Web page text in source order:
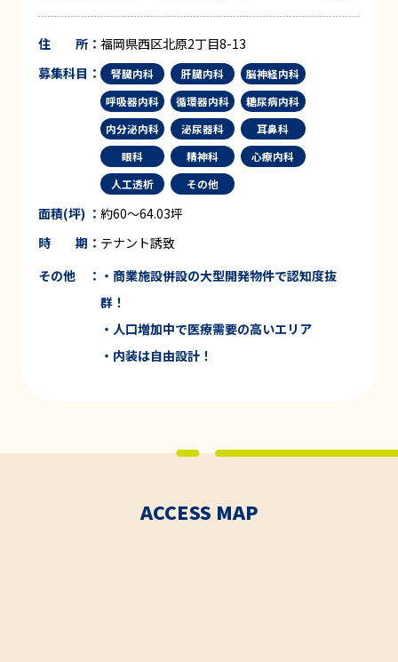
住 所： 福岡県西区北原2丁目8-13
募集科目：
腎臓内科 肝臓内科
脳神経内科
呼吸器内科
循環器内科
糖尿病内科
内分泌内科
泌尿器科
耳鼻科
眼科
精神科
心療内科
人工透析
その他
面積(坪) ： 約60～64.03坪
時 期： テナント誘致
その他 ： ・商業施設併設の大型開発物件で認知度抜
群！
・人口増加中で医療需要の高いエリア
・内装は自由設計！
ACCESS MAP